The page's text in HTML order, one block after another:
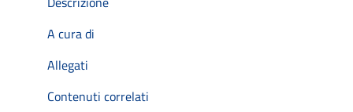
A cura di
Allegati
Contenuti correlati